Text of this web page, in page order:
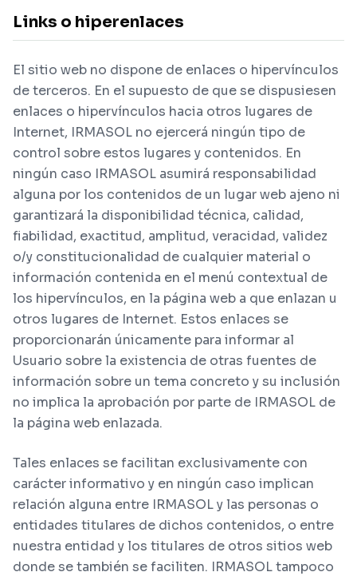
Links o hiperenlaces
El sitio web no dispone de enlaces o hipervínculos
de terceros. En el supuesto de que se dispusiesen
enlaces o hipervínculos hacia otros lugares de
Internet, IRMASOL no ejercerá ningún tipo de
control sobre estos lugares y contenidos. En
ningún caso IRMASOL asumirá responsabilidad
alguna por los contenidos de un lugar web ajeno ni
garantizará la disponibilidad técnica, calidad,
fiabilidad, exactitud, amplitud, veracidad, validez
o/y constitucionalidad de cualquier material o
información contenida en el menú contextual de
los hipervínculos, en la página web a que enlazan u
otros lugares de Internet. Estos enlaces se
proporcionarán únicamente para informar al
Usuario sobre la existencia de otras fuentes de
información sobre un tema concreto y su inclusión
no implica la aprobación por parte de IRMASOL de
la página web enlazada.
Tales enlaces se facilitan exclusivamente con
carácter informativo y en ningún caso implican
relación alguna entre IRMASOL y las personas o
entidades titulares de dichos contenidos, o entre
nuestra entidad y los titulares de otros sitios web
donde se también se faciliten. IRMASOL tampoco